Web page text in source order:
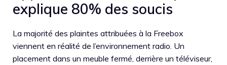
explique 80% des soucis
La majorité des plaintes attribuées à la Freebox
viennent en réalité de l’environnement radio. Un
placement dans un meuble fermé, derrière un téléviseur,